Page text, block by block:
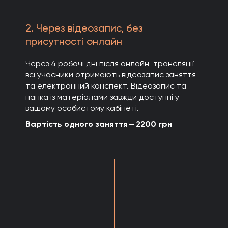
Коуч або тренер, який бажає збагатити
свої практики новими техніками.
Програма курсу:
Коучинг Соціального Статусу:
Поняття психотехнології "Соціальний
Ліфт";
взаємозв'язок соціального ліфта та
статусу;
Діагностика Соціальних Стратегій:
2. Через відеозапис, без
присутності онлайн
Через 4 робочі дні після онлайн-трансляції
всі учасники отримають відеозапис заняття
та електронний конспект. Відеозапис та
папка із матеріалами завжди доступні у
вашому особистому кабінеті.
Вартість одного заняття — 2200 грн